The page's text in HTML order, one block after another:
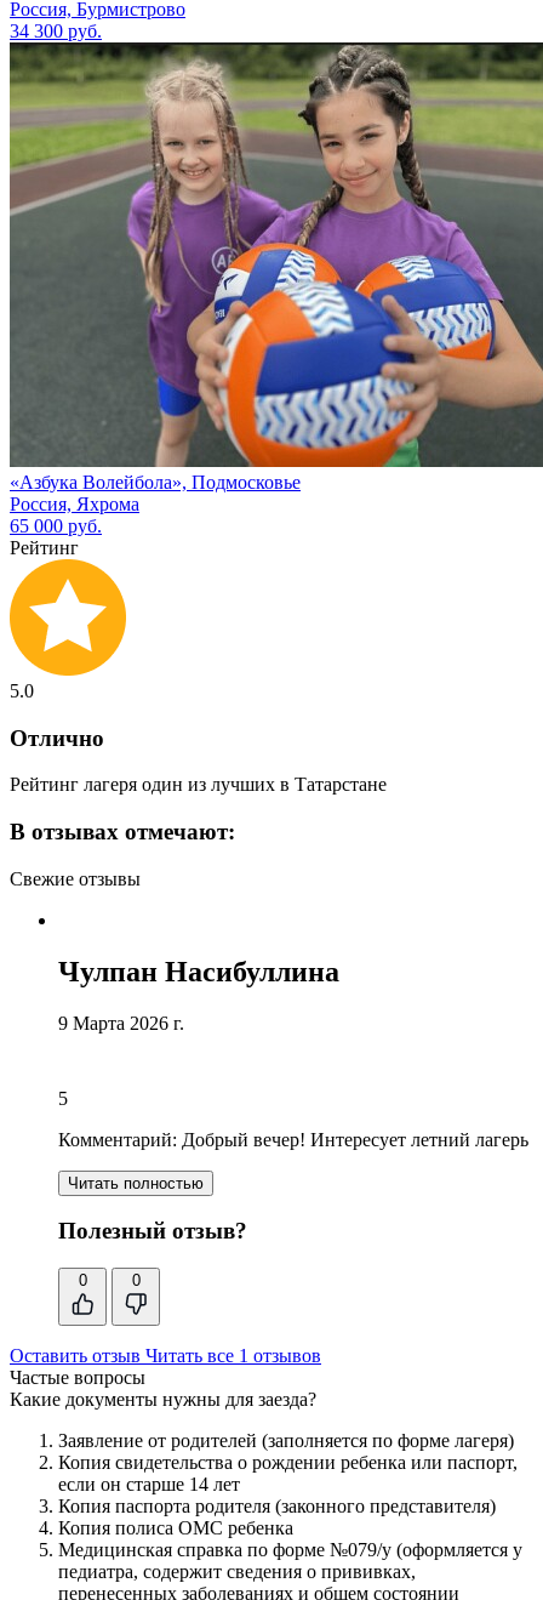
Россия, Бурмистрово
34 300 руб.
«Азбука Волейбола», Подмосковье
Россия, Яхрома
65 000 руб.
Рейтинг
5.0
Отлично
Рейтинг лагеря один из лучших в Татарстане
В отзывах отмечают:
Свежие отзывы
Чулпан Насибуллина
9 Марта 2026 г.
5
Комментарий: Добрый вечер! Интересует летний лагерь
Читать полностью
Полезный отзыв?
0 0
Оставить отзыв Читать все 1 отзывов
Частые вопросы
Какие документы нужны для заезда?
Заявление от родителей (заполняется по форме лагеря)
Копия свидетельства о рождении ребенка или паспорт,
если он старше 14 лет
Копия паспорта родителя (законного представителя)
Копия полиса ОМС ребенка
Медицинская справка по форме №079/у (оформляется у
педиатра, содержит сведения о прививках,
перенесенных заболеваниях и общем состоянии